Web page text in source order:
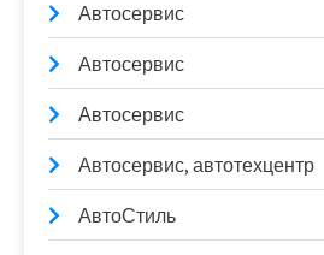
Автосервис
Автосервис
Автосервис
Автосервис, автотехцентр
АвтоСтиль